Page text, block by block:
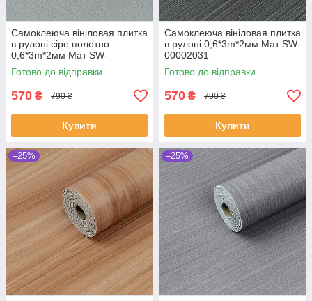
Самоклеюча вініловая плитка
в рулоні сіре полотно
0,6*3m*2мм Мат SW-
00002034
Готово до відправки
570 ₴ 790 ₴
Купити
Самоклеюча вініловая плитка
в рулоні 0,6*3m*2мм Мат SW-
00002031
Готово до відправки
570 ₴ 790 ₴
Купити
–25% –25%